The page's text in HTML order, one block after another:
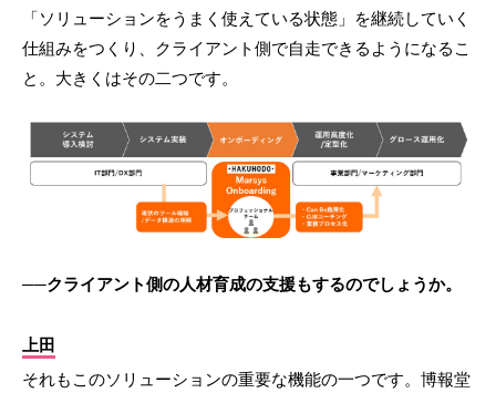
「ソリューションをうまく使えている状態」を継続していく
仕組みをつくり、クライアント側で自走できるようになるこ
と。大きくはその二つです。
──クライアント側の人材育成の支援もするのでしょうか。
上田
それもこのソリューションの重要な機能の一つです。博報堂